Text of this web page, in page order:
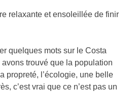
relaxante et ensoleillée de finir
quelques mots sur le Costa
trouvé que la population
propreté, l’écologie, une belle
c’est vrai que ce n’est pas un